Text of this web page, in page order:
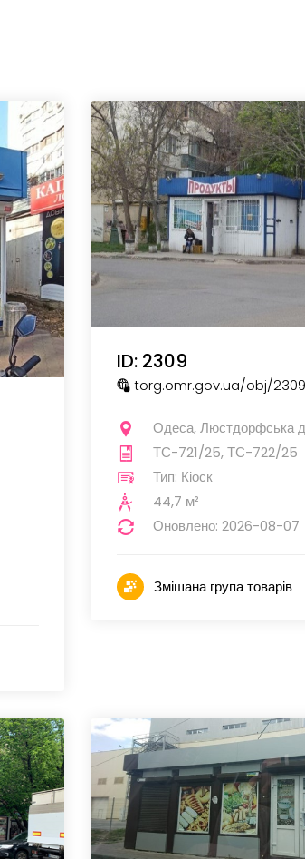
ID: 2309
torg.omr.gov.ua/obj/2309
Одеса, Люстдорфська
ТС-721/25, ТС-722/25
Тип: Кіоск
44,7 м²
Оновлено: 2026-08-07
Змішана група товарів